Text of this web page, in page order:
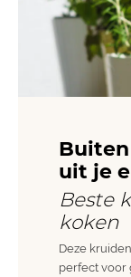
uit je
Beste
koken
Deze
perfect voor